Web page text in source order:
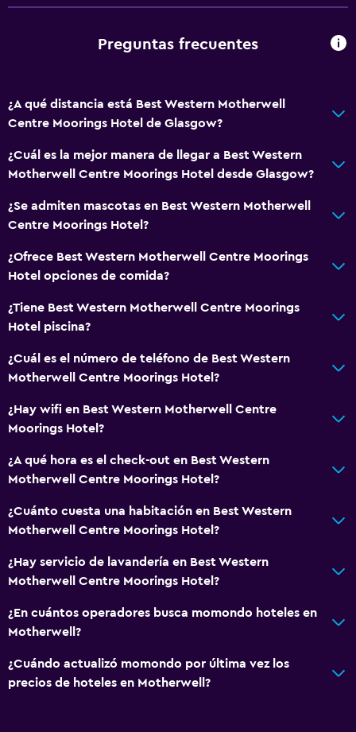
Preguntas frecuentes
¿A qué distancia está Best Western Motherwell
Centre Moorings Hotel de Glasgow?
¿Cuál es la mejor manera de llegar a Best Western
Motherwell Centre Moorings Hotel desde Glasgow?
¿Se admiten mascotas en Best Western Motherwell
Centre Moorings Hotel?
¿Ofrece Best Western Motherwell Centre Moorings
Hotel opciones de comida?
¿Tiene Best Western Motherwell Centre Moorings
Hotel piscina?
¿Cuál es el número de teléfono de Best Western
Motherwell Centre Moorings Hotel?
¿Hay wifi en Best Western Motherwell Centre
Moorings Hotel?
¿A qué hora es el check-out en Best Western
Motherwell Centre Moorings Hotel?
¿Cuánto cuesta una habitación en Best Western
Motherwell Centre Moorings Hotel?
¿Hay servicio de lavandería en Best Western
Motherwell Centre Moorings Hotel?
¿En cuántos operadores busca momondo hoteles en
Motherwell?
¿Cuándo actualizó momondo por última vez los
precios de hoteles en Motherwell?